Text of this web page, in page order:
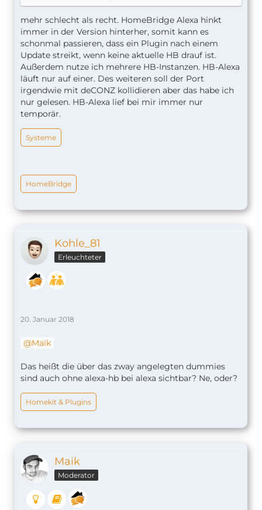
mehr schlecht als recht. HomeBridge Alexa hinkt
immer in der Version hinterher, somit kann es
schonmal passieren, dass ein Plugin nach einem
Update streikt, wenn keine aktuelle HB drauf ist.
Außerdem nutze ich mehrere HB-Instanzen. HB-Alexa
läuft nur auf einer. Des weiteren soll der Port
irgendwie mit deCONZ kollidieren aber das habe ich
nur gelesen. HB-Alexa lief bei mir immer nur
temporär.
Systeme
HomeBridge
Kohle_81
Erleuchteter
20. Januar 2018
Maik
Das heißt die über das zway angelegten dummies
sind auch ohne alexa-hb bei alexa sichtbar? Ne, oder?
Homekit & Plugins
Maik
Moderator